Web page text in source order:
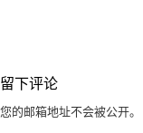
留下评论
您的邮箱地址不会被公开。
A